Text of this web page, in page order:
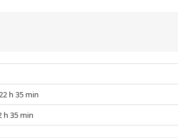
h 35 min
h 35 min